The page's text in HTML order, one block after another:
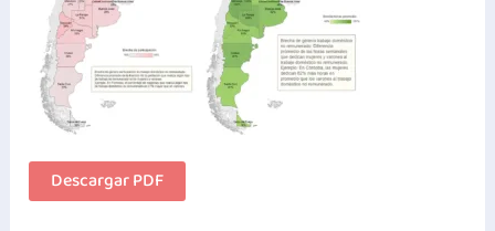
Descargar PDF